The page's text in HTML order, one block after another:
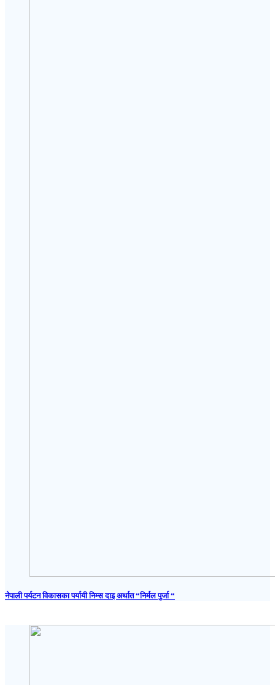
नेपाली पर्यटन विकासका पर्यायी निम्स दाइ अर्थात “निर्मल पुर्जा “